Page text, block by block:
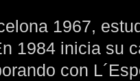
1967,
1984 inicia su
con